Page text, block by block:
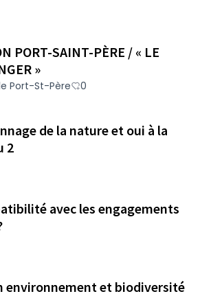
PORT-SAINT-PÈRE / « LE
»
Port-St-Père 0
de la nature et oui à la
2
avec les engagements
environnement et biodiversité